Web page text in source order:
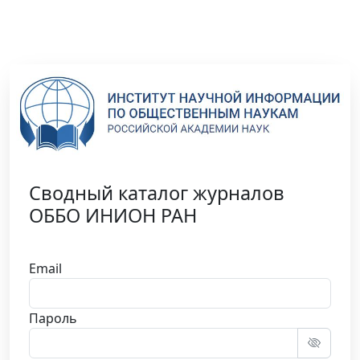
Сводный каталог журналов
ОББО ИНИОН РАН
Email
Пароль